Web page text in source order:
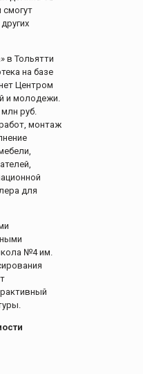
смогут
в Тольятти
на базе
Центром
и молодежи.
руб.
монтаж
для
№4 им.